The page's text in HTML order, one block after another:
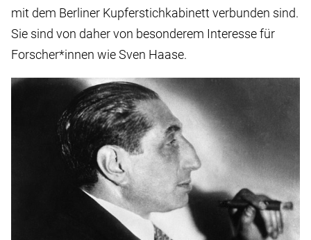
mit dem Berliner Kupferstichkabinett verbunden sind.
Sie sind von daher von besonderem Interesse für
Forscher*innen wie Sven Haase.